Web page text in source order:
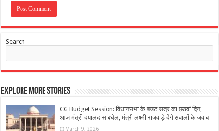
Search
Explore More Stories
CG Budget Session: विधानसभा के बजट सत्र का छठवां दिन,
आज मंत्री दयालदास बघेल, मंत्री लक्ष्मी राजवाड़े देंगे सवालों के जवाब
March 9, 2026